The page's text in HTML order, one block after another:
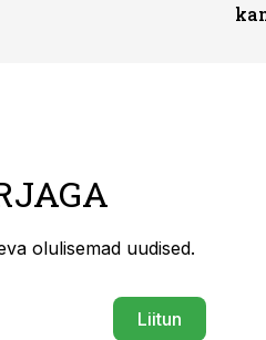
olulisemad uudised.
Liitun